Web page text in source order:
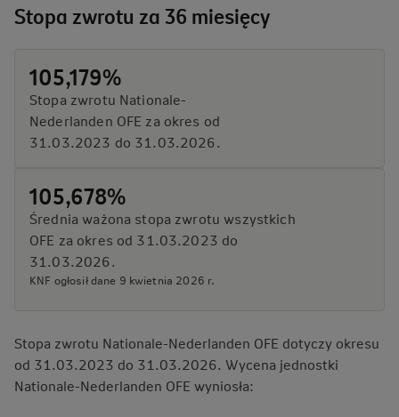
Stopa zwrotu za 36 miesięcy
105,179%
Stopa zwrotu Nationale-
Nederlanden OFE za okres od
31.03.2023 do 31.03.2026.
105,678%
Średnia ważona stopa zwrotu wszystkich
OFE za okres od 31.03.2023 do
31.03.2026.
KNF ogłosił dane 9 kwietnia 2026 r.
Stopa zwrotu Nationale-Nederlanden OFE dotyczy okresu
od 31.03.2023 do 31.03.2026. Wycena jednostki
Nationale-Nederlanden OFE wyniosła: